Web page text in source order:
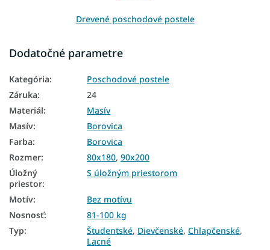
Drevené poschodové postele
Poschodové postele s úložným priestorom
Poschodové postele z masívu
Poschodové postele 90x200
Poschodové postele 180x80
Postele 80x180
Postele z masívu
Dievčenské poschodové postele
Chlapčenské poschodové postele
Dodatočné parametre
Kategória:
Poschodové postele
Záruka:
24
Materiál:
Masív
Masív:
Borovica
Farba:
Borovica
Rozmer: 80x180, 90x200
Úložný
priestor:
S úložným priestorom
Motív:
Bez motívu
Nosnosť:
81-100 kg
Typ: Študentské, Dievčenské, Chlapčenské,
Lacné